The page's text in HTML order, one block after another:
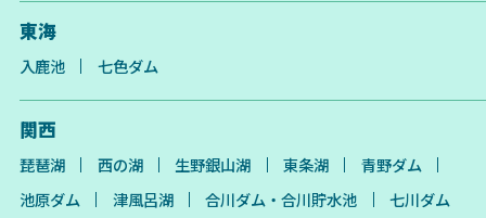
東海
入鹿池 七色ダム
関西
琵琶湖 西の湖 生野銀山湖 東条湖
青野ダム
池原ダム
津風呂湖 合川ダム・合川貯水池 七川ダム